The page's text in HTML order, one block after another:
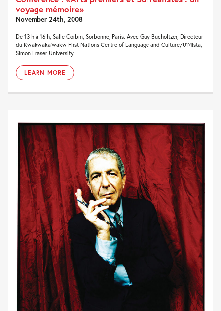
voyage mémoire»
November 24th, 2008
De 13 h à 16 h, Salle Corbin, Sorbonne, Paris. Avec Guy Bucholtzer, Directeur
du Kwakwaka'wakw First Nations Centre of Language and Culture/U'Mista,
Simon Fraser University.
LEARN MORE